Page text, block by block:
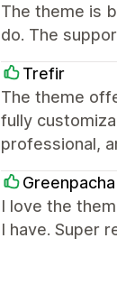
The theme is
do. The
Trefir
The theme
fully
professional,
Greenpacha
I love the
I have. Super